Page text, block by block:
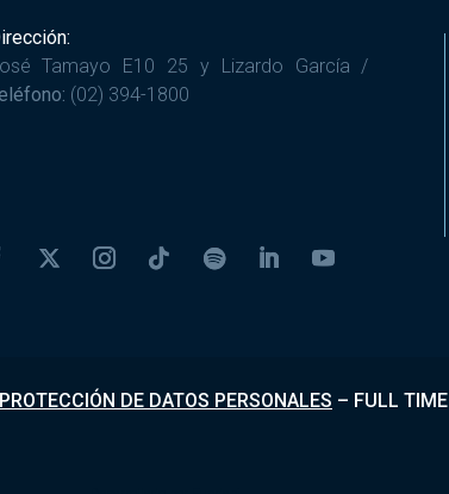
Tamayo E10 25 y Lizardo García /
(02) 394-1800
DE DATOS PERSONALES – FULL TIME